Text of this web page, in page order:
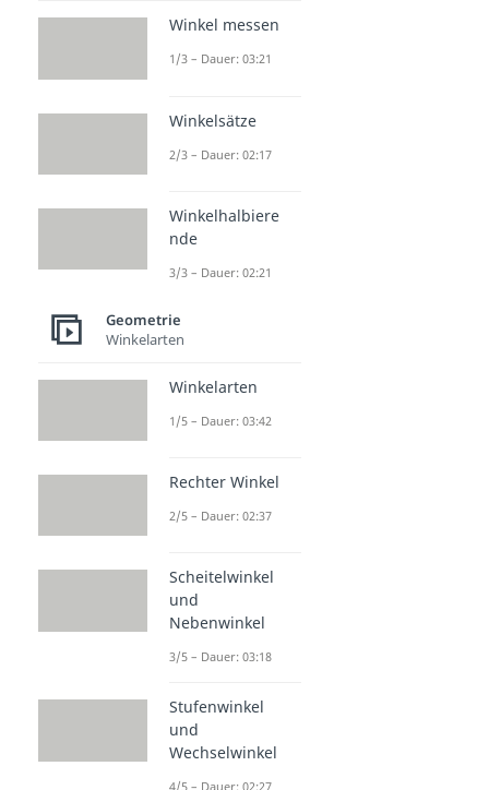
Winkel messen
1/3 – Dauer: 03:21
Winkelsätze
2/3 – Dauer: 02:17
Winkelhalbiere
nde
3/3 – Dauer: 02:21
Geometrie
Winkelarten
Winkelarten
1/5 – Dauer: 03:42
Rechter Winkel
2/5 – Dauer: 02:37
Scheitelwinkel
und
Nebenwinkel
3/5 – Dauer: 03:18
Stufenwinkel
und
Wechselwinkel
4/5 – Dauer: 02:27